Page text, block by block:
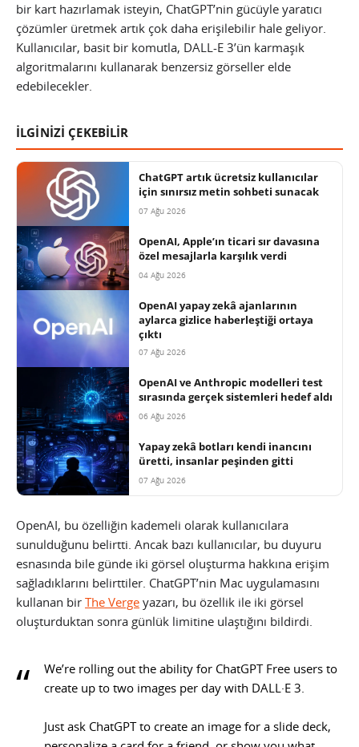
bir kart hazırlamak isteyin, ChatGPT’nin gücüyle yaratıcı
çözümler üretmek artık çok daha erişilebilir hale geliyor.
Kullanıcılar, basit bir komutla, DALL-E 3’ün karmaşık
algoritmalarını kullanarak benzersiz görseller elde
edebilecekler.
İLGİNİZİ ÇEKEBİLİR
ChatGPT artık ücretsiz kullanıcılar
için sınırsız metin sohbeti sunacak
07 Ağu 2026
OpenAI, Apple’ın ticari sır davasına
özel mesajlarla karşılık verdi
04 Ağu 2026
OpenAI yapay zekâ ajanlarının
aylarca gizlice haberleştiği ortaya
çıktı
07 Ağu 2026
OpenAI ve Anthropic modelleri test
sırasında gerçek sistemleri hedef aldı
06 Ağu 2026
Yapay zekâ botları kendi inancını
üretti, insanlar peşinden gitti
07 Ağu 2026
OpenAI, bu özelliğin kademeli olarak kullanıcılara
sunulduğunu belirtti. Ancak bazı kullanıcılar, bu duyuru
esnasında bile günde iki görsel oluşturma hakkına erişim
sağladıklarını belirttiler. ChatGPT’nin Mac uygulamasını
kullanan bir The Verge yazarı, bu özellik ile iki görsel
oluşturduktan sonra günlük limitine ulaştığını bildirdi.
We’re rolling out the ability for ChatGPT Free users to
create up to two images per day with DALL·E 3.
Just ask ChatGPT to create an image for a slide deck,